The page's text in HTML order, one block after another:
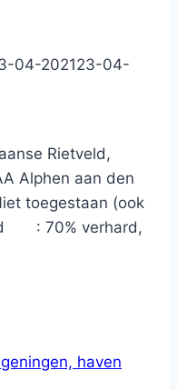
04-202123-04-
Rietveld,
Alphen aan den
toegestaan (ook
: 70% verhard,